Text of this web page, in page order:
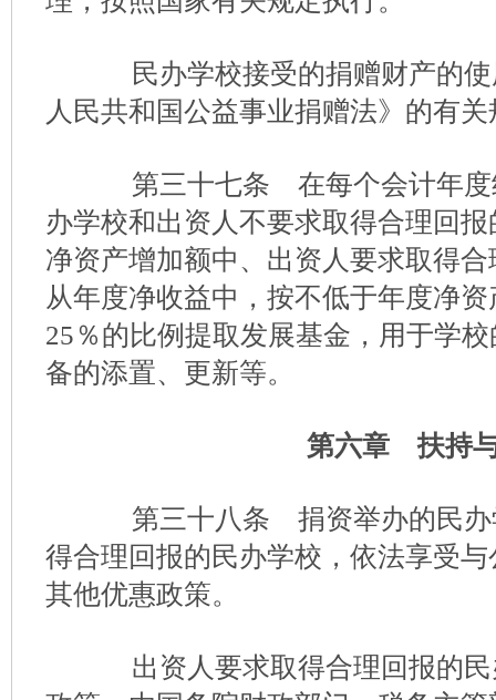
民办学校接受的捐赠财产的使
人民共和国公益事业捐赠法》的有
第三十七条 在每个会计年度
办学校和出资人不要求取得合理回
净资产增加额中、出资人要求取得
从年度净收益中，按不低于年度净
25％的比例提取发展基金，用于学
备的添置、更新等。
第六章 扶持
第三十八条 捐资举办的民办
得合理回报的民办学校，依法享受
其他优惠政策。
出资人要求取得合理回报的民